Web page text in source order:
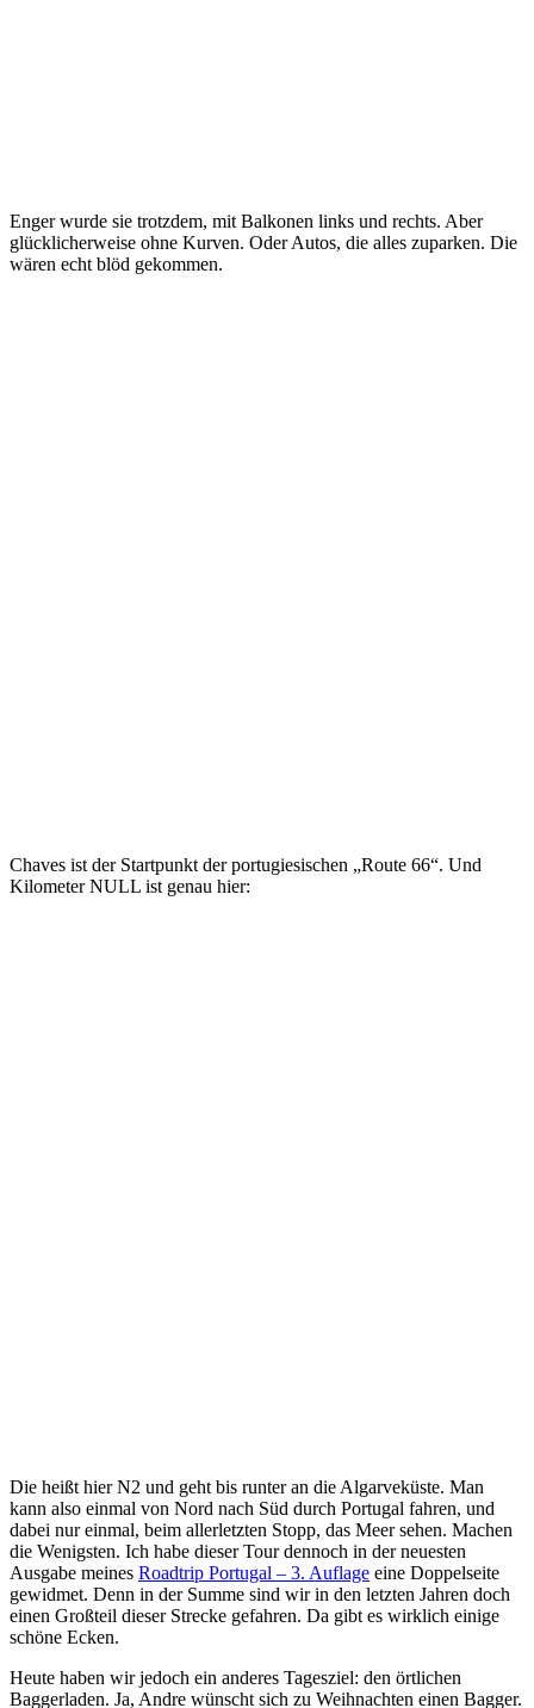
Enger wurde sie trotzdem, mit Balkonen links und rechts. Aber
glücklicherweise ohne Kurven. Oder Autos, die alles zuparken. Die
wären echt blöd gekommen.
Chaves ist der Startpunkt der portugiesischen „Route 66“. Und
Kilometer NULL ist genau hier:
Die heißt hier N2 und geht bis runter an die Algarveküste. Man
kann also einmal von Nord nach Süd durch Portugal fahren, und
dabei nur einmal, beim allerletzten Stopp, das Meer sehen. Machen
die Wenigsten. Ich habe dieser Tour dennoch in der neuesten
Ausgabe meines Roadtrip Portugal – 3. Auflage eine Doppelseite
gewidmet. Denn in der Summe sind wir in den letzten Jahren doch
einen Großteil dieser Strecke gefahren. Da gibt es wirklich einige
schöne Ecken.
Heute haben wir jedoch ein anderes Tagesziel: den örtlichen
Baggerladen. Ja, Andre wünscht sich zu Weihnachten einen Bagger.